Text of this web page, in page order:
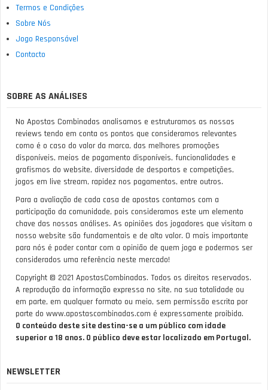
Termos e Condições
Sobre Nós
Jogo Responsável
Contacto
SOBRE AS ANÁLISES
No Apostas Combinadas analisamos e estruturamos as nossas
reviews tendo em conta os pontos que consideramos relevantes
como é o caso do valor da marca, das melhores promoções
disponíveis, meios de pagamento disponíveis, funcionalidades e
grafismos do website, diversidade de desportos e competições,
jogos em live stream, rapidez nos pagamentos, entre outros.
Para a avaliação de cada casa de apostas contamos com a
participação da comunidade, pois consideramos este um elemento
chave das nossas análises. As opiniões dos jogadores que visitam o
nosso website são fundamentais e de alto valor. O mais importante
para nós é poder contar com a opinião de quem joga e podermos ser
considerados uma referência neste mercado!
Copyright © 2021 ApostasCombinadas. Todos os direitos reservados.
A reprodução da informação expressa no site, na sua totalidade ou
em parte, em qualquer formato ou meio, sem permissão escrita por
parte do www.apostascombinadas.com é expressamente proibida.
O conteúdo deste site destina-se a um público com idade
superior a 18 anos. O público deve estar localizado em Portugal.
NEWSLETTER